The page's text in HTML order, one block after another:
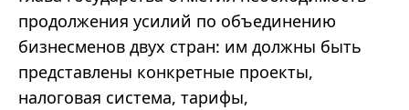
продолжения усилий по объединению
бизнесменов двух стран: им должны быть
представлены конкретные проекты,
налоговая система, тарифы,